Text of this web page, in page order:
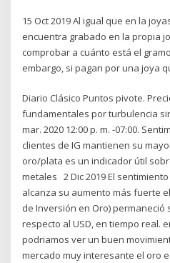
15 Oct 2019 Al igual que en la
encuentra grabado en la propia
comprobar a cuánto está el
embargo, si pagan por una joya
Diario Clásico Puntos pivote.
fundamentales por turbulencia
mar. 2020 12:00 p. m. -07:00.
clientes de IG mantienen su
oro/plata es un indicador útil
metales 2 Dic 2019 El
alcanza su aumento más fuerte
de Inversión en Oro)
respecto al USD, en tiempo real.
podriamos ver un buen
mercado muy interesante el oro